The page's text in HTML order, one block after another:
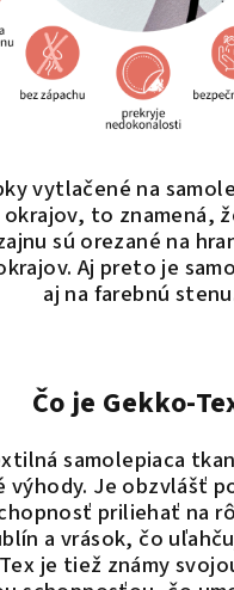
vytlačené na
okrajov, to znamená,
sú orezané na
Aj preto je
aj na farebnú
Čo je Gekko-
samolepiaca
výhody. Je obzvlášť
priliehať na
a vrások, čo
je tiež známy